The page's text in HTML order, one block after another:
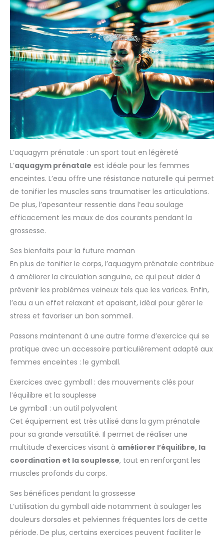
L’aquagym prénatale : un sport tout en légèreté
L’aquagym prénatale est idéale pour les femmes
enceintes. L’eau offre une résistance naturelle qui permet
de tonifier les muscles sans traumatiser les articulations.
De plus, l’apesanteur ressentie dans l’eau soulage
efficacement les maux de dos courants pendant la
grossesse.
Ses bienfaits pour la future maman
En plus de tonifier le corps, l’aquagym prénatale contribue
à améliorer la circulation sanguine, ce qui peut aider à
prévenir les problèmes veineux tels que les varices. Enfin,
l’eau a un effet relaxant et apaisant, idéal pour gérer le
stress et favoriser un bon sommeil.
Passons maintenant à une autre forme d’exercice qui se
pratique avec un accessoire particulièrement adapté aux
femmes enceintes : le gymball.
Exercices avec gymball : des mouvements clés pour
l’équilibre et la souplesse
Le gymball : un outil polyvalent
Cet équipement est très utilisé dans la gym prénatale
pour sa grande versatilité. Il permet de réaliser une
multitude d’exercices visant à améliorer l’équilibre, la
coordination et la souplesse, tout en renforçant les
muscles profonds du corps.
Ses bénéfices pendant la grossesse
L’utilisation du gymball aide notamment à soulager les
douleurs dorsales et pelviennes fréquentes lors de cette
période. De plus, certains exercices peuvent faciliter le